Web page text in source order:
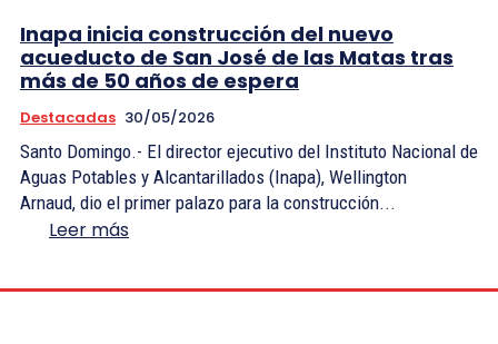
Inapa inicia construcción del nuevo
acueducto de San José de las Matas tras
más de 50 años de espera
Destacadas 30/05/2026
Santo Domingo.- El director ejecutivo del Instituto Nacional de
Aguas Potables y Alcantarillados (Inapa), Wellington
Arnaud, dio el primer palazo para la construcción...
Leer más